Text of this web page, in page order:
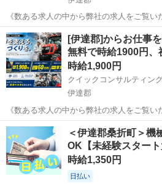
《数ある求人の中から弊社の求人をご覧
す!!》 全国に様々な求人を5万件以上取り
況に応じてマッチしそうな求人をご案内い
けしてみたい方やどんな求...
福島 伊達郡 工場 スタッフ
[伊達郡]からお仕事
無料で時給1900円
時給1,900円
クイックコンサルティン
伊達郡
《数ある求人の中から弊社の求人をご覧い
す!!》 全国に様々な求人を5万件以上取り
況に応じてマッチしそうな求人をご案内
けしてみたい方やどんな求...
福島 伊達郡 工場 スタッフ
＜伊達郡桑折町＞機
OK【未経験スター
時給1,350円
日払い